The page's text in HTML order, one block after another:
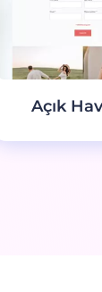
Açık